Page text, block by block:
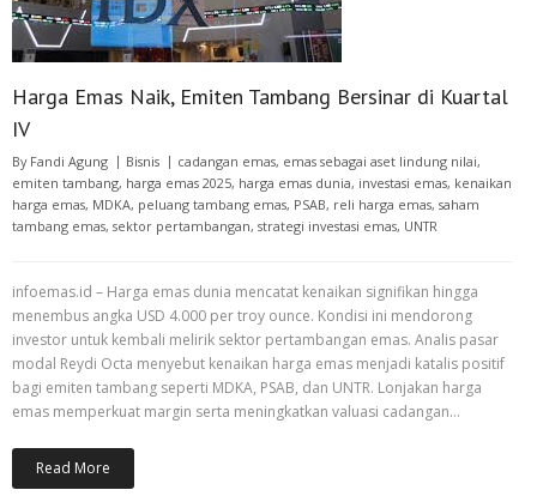
Harga Emas Naik, Emiten Tambang Bersinar di Kuartal
IV
By Fandi Agung Bisnis cadangan emas, emas sebagai aset lindung nilai,
emiten tambang, harga emas 2025, harga emas dunia, investasi emas, kenaikan
harga emas, MDKA, peluang tambang emas, PSAB, reli harga emas, saham
tambang emas, sektor pertambangan, strategi investasi emas, UNTR
infoemas.id – Harga emas dunia mencatat kenaikan signifikan hingga
menembus angka USD 4.000 per troy ounce. Kondisi ini mendorong
investor untuk kembali melirik sektor pertambangan emas. Analis pasar
modal Reydi Octa menyebut kenaikan harga emas menjadi katalis positif
bagi emiten tambang seperti MDKA, PSAB, dan UNTR. Lonjakan harga
emas memperkuat margin serta meningkatkan valuasi cadangan…
Read More